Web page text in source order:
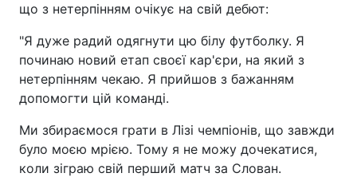
що з нетерпінням очікує на свій дебют:
"Я дуже радий одягнути цю білу футболку. Я
починаю новий етап своєї кар'єри, на який з
нетерпінням чекаю. Я прийшов з бажанням
допомогти цій команді.
Ми збираємося грати в Лізі чемпіонів, що завжди
було моєю мрією. Тому я не можу дочекатися,
коли зіграю свій перший матч за Слован.